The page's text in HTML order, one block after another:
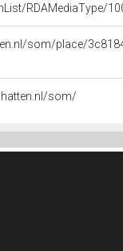
RDAMediaType/
som/place/
som/